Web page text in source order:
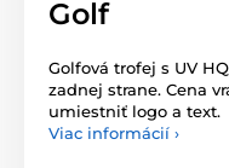
Golf
Golfová trofej s UV
zadnej strane. Cena
umiestniť logo a text.
Viac informácií ›